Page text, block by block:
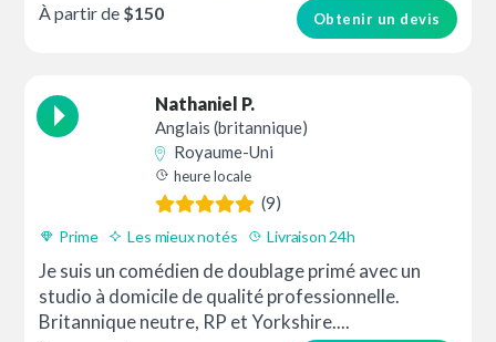
Obtenir un devis
À partir de $150
Nathaniel P.
Anglais (britannique)
Royaume-Uni
heure locale
(9)
Prime Les mieux notés Livraison 24h
Je suis un comédien de doublage primé avec un
studio à domicile de qualité professionnelle.
Britannique neutre, RP et Yorkshire....